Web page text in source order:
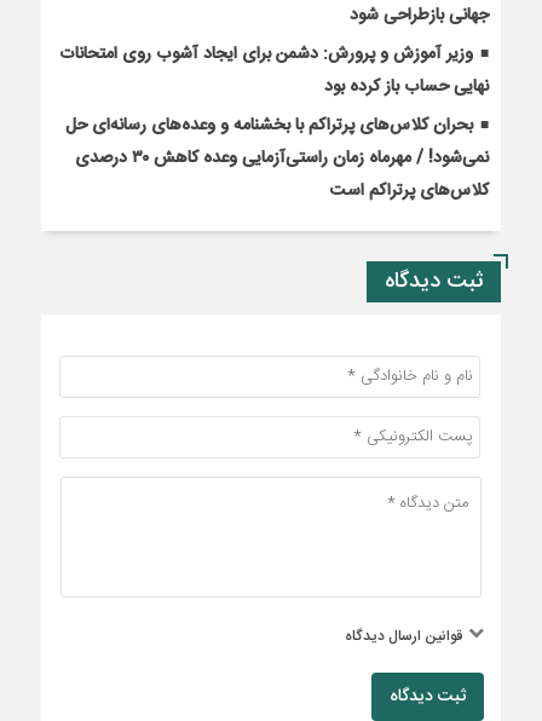
جهانی بازطراحی شود
وزیر آموزش و پرورش: دشمن برای ایجاد آشوب روی امتحانات
نهایی حساب باز کرده بود
بحران کلاس‌های پرتراکم با بخشنامه و وعده‌های رسانه‌ای حل
نمی‌شود! / مهرماه زمان راستی‌آزمایی وعده کاهش ۳۰ درصدی
کلاس‌های پرتراکم است
ثبت دیدگاه
قوانین ارسال دیدگاه
ثبت دیدگاه